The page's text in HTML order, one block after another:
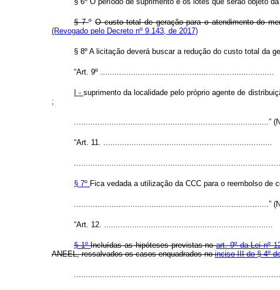
§ 7º O custo total de geração para o atendimento do
(Revogado pelo Decreto nº 9.143, de 2017)
§ 8º A licitação deverá buscar a redução do custo total da
“Art. 9º ..........................................................................
I -suprimento da localidade pelo próprio agente de
;
...................................................................................”
“Art. 11. ........................................................................
§ 7º Fica vedada a utilização da CCC para o reembolso
...................................................................................”
“Art. 12. ........................................................................
§ 1ºIncluídas as hipóteses previstas noart. 9º da Lei nº
ANEEL, ressalvados os casos enquadrados noinciso III do § 4º